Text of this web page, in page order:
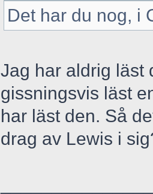
Det har du nog, i
Jag har aldrig läst
gissningsvis läst
har läst den. Så
drag av Lewis i